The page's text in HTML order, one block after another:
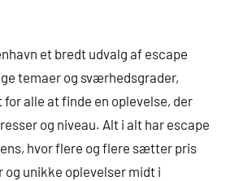
et bredt udvalg af escape
temaer og sværhedsgrader,
alle at finde en oplevelse, der
og niveau. Alt i alt har escape
hvor flere og flere sætter pris
unikke oplevelser midt i